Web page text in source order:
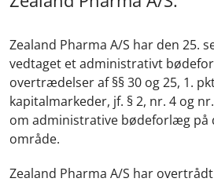
Zealand Pharma A/S har den 25.
vedtaget et administrativt
overtrædelser af §§ 30 og 25, 1.
kapitalmarkeder, jf. § 2, nr. 4 og
om administrative bødeforlæg på
område.
Zealand Pharma A/S har